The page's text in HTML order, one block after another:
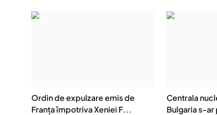
Ordin de expulzare emis de
Franța împotriva Xeniei F...
Centrala
Bulgaria s-